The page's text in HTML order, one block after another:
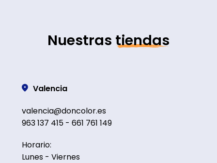
Nuestras tiendas
Valencia
valencia@doncolor.es
963 137 415 - 661 761 149
Horario:
Lunes - Viernes